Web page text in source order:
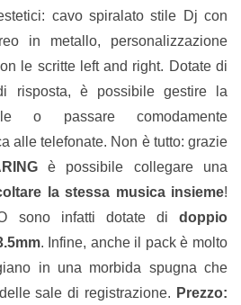
cavo spiralato stile Dj con
in metallo, personalizzazione
le scritte left and right. Dotate di
risposta, è possibile gestire la
o passare comodamente
alle telefonate. Non è tutto: grazie
è possibile collegare una
la stessa musica insieme!
sono infatti dotate di doppio
. Infine, anche il pack è molto
in una morbida spugna che
sale di registrazione. Prezzo: